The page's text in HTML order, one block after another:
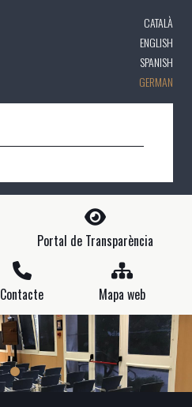
CATALÀ
ENGLISH
SPANISH
GERMAN
Portal de Transparència
Contacte
Mapa web